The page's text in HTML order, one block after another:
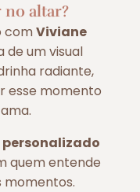
no altar?
comViviane
de um visual
radiante,
esse momento
quem entende
momentos.